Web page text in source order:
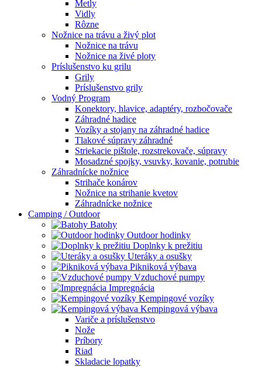
Metly
Vidly
Rôzne
Nožnice na trávu a živý plot
Nožnice na trávu
Nožnice na živé ploty
Príslušenstvo ku grilu
Grily
Príslušenstvo grily
Vodný Program
Konektory, hlavice, adaptéry, rozbočovače
Záhradné hadice
Vozíky a stojany na záhradné hadice
Tlakové súpravy záhradné
Striekacie pištole, rozstrekovače, súpravy
Mosadzné spojky, vsuvky, kovanie, potrubie
Záhradnícke nožnice
Strihače konárov
Nožnice na strihanie kvetov
Záhradnícke nožnice
Camping / Outdoor
Batohy
Outdoor hodinky
Doplnky k prežitiu
Uteráky a osušky
Pikniková výbava
Vzduchové pumpy
Impregnácia
Kempingové vozíky
Kempingová výbava
Variče a príslušenstvo
Nože
Príbory
Riad
Skladacie lopatky